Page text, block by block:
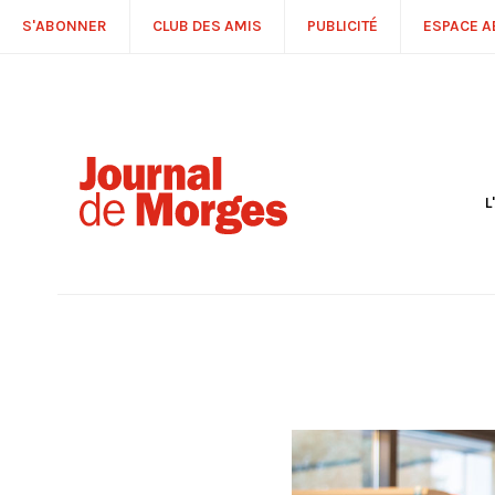
S'ABONNER CLUB DES AMIS PUBLICITÉ ESPACE